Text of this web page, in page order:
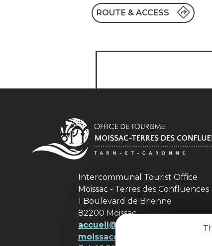
ROUTE & ACCESS
Intercommunal Tourist Office
Moissac - Terres des Confluences
1 Boulevard de Brienne
82200 Moissac
accueil@ tourisme-
moissacconfluences.fr